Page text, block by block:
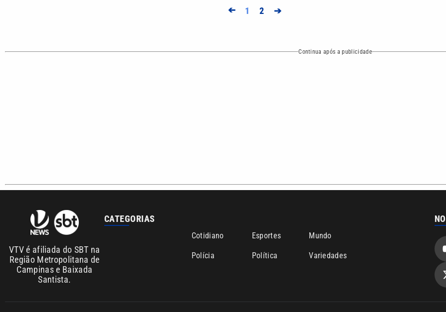
➔ 1 2 ➔
Continua após a publicidade
Sobre nós Anuncie agora com a emissora VTV SBT Área de cobertura que a VTV SBT acompanha: Entre em contato com a VTV News
Copyright © 2026. Todos os direitos reservados | Empresa de Comunicação PRM Ltda – CNPJ: 01.773.119.0001-60